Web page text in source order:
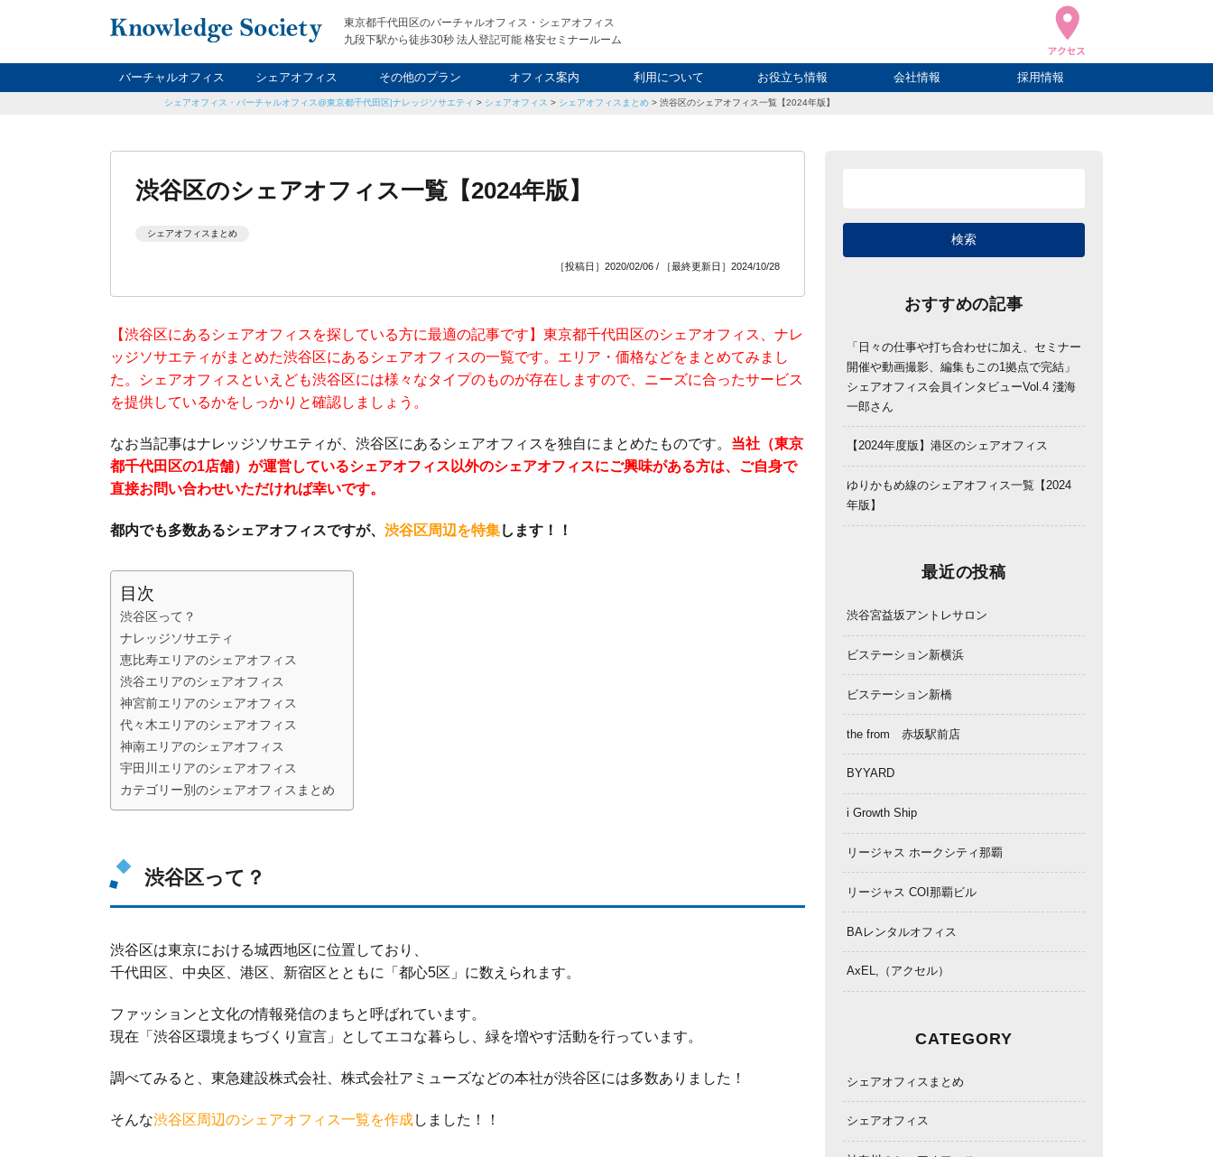
東京都千代田区のバーチャルオフィス・シェアオフィス
九段下駅から徒歩30秒 法人登記可能 格安セミナールーム
バーチャルオフィス シェアオフィス その他のプラン
レンタルオフィス
ナイト&ウィークエンド
貸し会議室
オフィス案内 利用について
利用料金
申込について
FAQ
お役立ち情報
起業ノウハウ
社長ブログ
スタッフブログ
会社情報 採用情報
シェアオフィス・バーチャルオフィス@東京都千代田区|ナレッジソサエティ > シェアオフィス > シェアオフィスまとめ > 渋谷区のシェアオフィス一覧【2024年版】
渋谷区のシェアオフィス一覧【2024年版】
シェアオフィスまとめ
［投稿日］2020/02/06 / ［最終更新日］2024/10/28
【渋谷区にあるシェアオフィスを探している方に最適の記事です】東京都千代田区のシェアオフィス、ナレ
ッジソサエティがまとめた渋谷区にあるシェアオフィスの一覧です。エリア・価格などをまとめてみまし
た。シェアオフィスといえども渋谷区には様々なタイプのものが存在しますので、ニーズに合ったサービス
を提供しているかをしっかりと確認しましょう。
なお当記事はナレッジソサエティが、渋谷区にあるシェアオフィスを独自にまとめたものです。 当社（東京
都千代田区の1店舗）が運営しているシェアオフィス以外のシェアオフィスにご興味がある方は、ご自身で
直接お問い合わせいただければ幸いです。
都内でも多数あるシェアオフィスですが、 渋谷区周辺を特集します！！
目次
渋谷区って？
ナレッジソサエティ
恵比寿エリアのシェアオフィス
渋谷エリアのシェアオフィス
神宮前エリアのシェアオフィス
代々木エリアのシェアオフィス
神南エリアのシェアオフィス
宇田川エリアのシェアオフィス
カテゴリー別のシェアオフィスまとめ
渋谷区って？
渋谷区は東京における城西地区に位置しており、
千代田区、中央区、港区、新宿区とともに「都心5区」に数えられます。
ファッションと文化の情報発信のまちと呼ばれています。
現在「渋谷区環境まちづくり宣言」としてエコな暮らし、緑を増やす活動を行っています。
調べてみると、東急建設株式会社、株式会社アミューズなどの本社が渋谷区には多数ありました！
そんな渋谷区周辺のシェアオフィス一覧を作成しました！！
おすすめの記事
「日々の仕事や打ち合わせに加え、セミナー
開催や動画撮影、編集もこの1拠点で完結」
シェアオフィス会員インタビューVol.4 淺海
一郎さん
【2024年度版】港区のシェアオフィス
ゆりかもめ線のシェアオフィス一覧【2024
年版】
最近の投稿
渋谷宮益坂アントレサロン
ビステーション新横浜
ビステーション新橋
the from 赤坂駅前店
BYYARD
i Growth Ship
リージャス ホークシティ那覇
リージャス COI那覇ビル
BAレンタルオフィス
AxEL,（アクセル）
CATEGORY
シェアオフィスまとめ
シェアオフィス